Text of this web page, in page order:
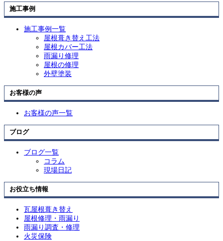
展
施工事例
施工事例一覧
屋根葺き替え工法
屋根カバー工法
雨漏り修理
屋根の修理
外壁塗装
お客様の声
お客様の声一覧
ブログ
ブログ一覧
コラム
現場日記
お役立ち情報
瓦屋根葺き替え
屋根修理・雨漏り
雨漏り調査・修理
火災保険